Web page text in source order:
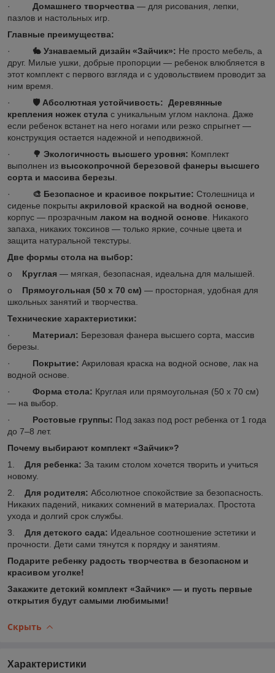
· Домашнего творчества — для рисования, лепки,
пазлов и настольных игр.
Главные преимущества:
· 🐇 Узнаваемый дизайн «Зайчик»: Не просто мебель, а
друг. Милые ушки, добрые пропорции — ребенок влюбляется в
этот комплект с первого взгляда и с удовольствием проводит за
ним время.
· 🛡 ️ Абсолютная устойчивость: Деревянные
крепления ножек стула с уникальным углом наклона. Даже
если ребенок встанет на него ногами или резко спрыгнет —
конструкция остается надежной и неподвижной.
·
🌳 Экологичность высшего уровня: Комплект
выполнен из высокопрочной березовой фанеры высшего
сорта и массива березы
· 🎨 Безопасное и красивое покрытие: Столешница и
сиденье покрыты акриловой краской на водной основе
корпус — прозрачным лаком на водной основе . Никакого
запаха, никаких токсинов — только яркие, сочные цвета и
защита натуральной текстуры.
Две формы стола на выбор:
o Круглая — мягкая, безопасная, идеальна для малышей.
o Прямоугольная (50 х 70 см) — просторная, удобная для
школьных занятий и творчества.
Технические характеристики:
· Материал: Березовая фанера высшего сорта, массив
березы.
· Покрытие: Акриловая краска на водной основе, лак на
водной основе.
· Форма стола: Круглая или прямоугольная (50 х 70 см)
— на выбор.
· Ростовые группы: Под заказ под рост ребенка от 1 года
до 7–8 лет.
Почему выбирают комплект «Зайчик»?
1. Для ребенка: За таким столом хочется творить и учиться
новому.
2. Для родителя: Абсолютное спокойствие за безопасность.
Никаких падений, никаких сомнений в материалах. Простота
ухода и долгий срок службы.
3. Для детского сада: Идеальное соотношение эстетики и
прочности. Дети сами тянутся к порядку и занятиям.
Подарите ребенку радость творчества в безопасном и
красивом уголке!
Закажите детский комплект «Зайчик» — и пусть первые
открытия будут самыми любимыми!
Скрыть
Характеристики